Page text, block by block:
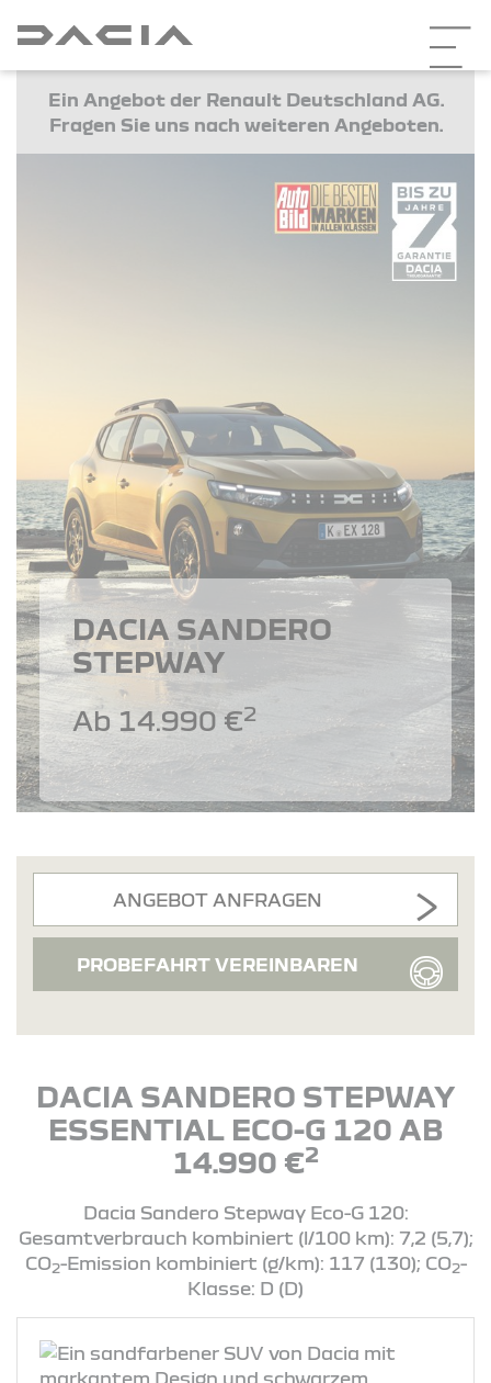
Ein Angebot der Renault Deutschland AG.
Fragen Sie uns nach weiteren Angeboten.
DACIA SANDERO
STEPWAY
Ab 14.990 €2
ANGEBOT ANFRAGEN
PROBEFAHRT VEREINBAREN
DACIA SANDERO STEPWAY
ESSENTIAL ECO-G 120 AB
14.990 €2
Dacia Sandero Stepway Eco-G 120:
Gesamtverbrauch kombiniert (l/100 km): 7,2 (5,7);
CO2-Emission kombiniert (g/km): 117 (130); CO2-
Klasse: D (D)